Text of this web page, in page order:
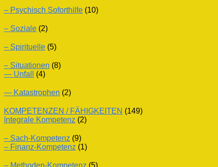
– Psychisch Soforthilfe (10)
– Soziale (2)
– Spirituelle (5)
– Situationen (8)
— Unfall
(4)
— Katastrophen (2)
KOMPETENZEN / FÄHIGKEITEN (149)
Integrale Kompetenz (2)
– Sach-Kompetenz (9)
– Finanz-Kompetenz (1)
– Methoden-Kompetenz (5)